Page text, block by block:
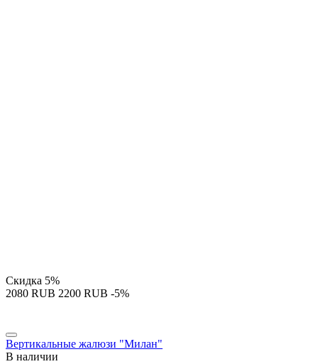
Скидка 5%
‍2080‍ RUB ‍2200‍ RUB -5%
Вертикальные жалюзи "Милан"
В наличии